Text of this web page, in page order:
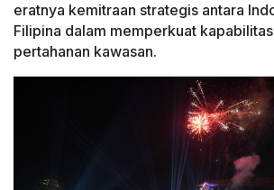
eratnya kemitraan strategis antara
Filipina dalam memperkuat
pertahanan kawasan.